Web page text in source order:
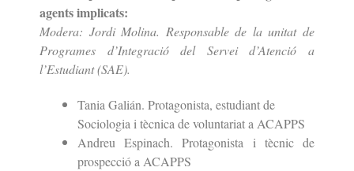
agents implicats:
Modera: Jordi Molina. Responsable de la unitat de
Programes d’Integració del Servei d’Atenció a
l’Estudiant (SAE).
Tania Galián. Protagonista, estudiant de
Sociologia i tècnica de voluntariat a ACAPPS
Andreu Espinach. Protagonista i tècnic de
prospecció a ACAPPS